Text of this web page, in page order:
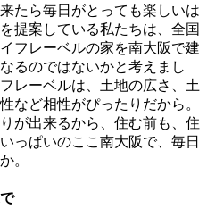
たら毎日がとっても楽しいは
提案している私たちは、全国
フレーベルの家を南大阪で建
るのではないかと考えまし
レーベルは、土地の広さ、土
など相性がぴったりだから。
が出来るから、住む前も、住
っぱいのここ南大阪で、毎日
。